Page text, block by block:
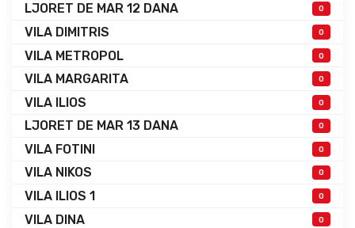
LJORET DE MAR 12 DANA 0
VILA DIMITRIS 0
VILA METROPOL 0
VILA MARGARITA 0
VILA ILIOS 0
LJORET DE MAR 13 DANA 0
VILA FOTINI 0
VILA NIKOS 0
VILA ILIOS 1 0
VILA DINA 0